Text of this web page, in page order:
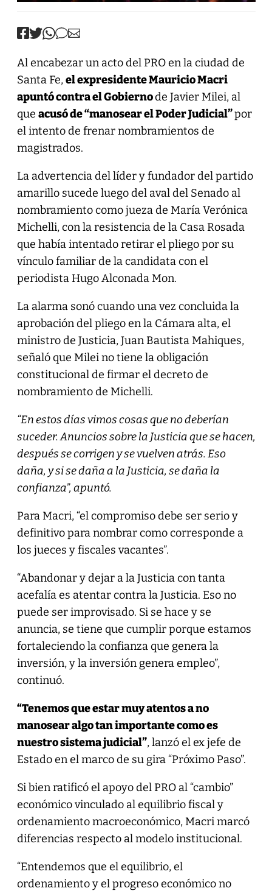
Al encabezar un acto del PRO en la ciudad de
Santa Fe,el expresidente Mauricio Macri
apuntó contra el Gobiernode Javier Milei, al
que acusó de “manosear el Poder Judicial”por
el intento de frenar nombramientos de
magistrados.
La advertencia del líder y fundador del partido
amarillo sucede luego del aval del Senado al
nombramiento como jueza de María Verónica
Michelli, con la resistencia de la Casa Rosada
que había intentado retirar el pliego por su
vínculo familiar de la candidata con el
periodista Hugo Alconada Mon.
La alarma sonó cuando una vez concluida la
aprobación del pliego en la Cámara alta, el
ministro de Justicia, Juan Bautista Mahiques,
señaló que Milei no tiene la obligación
constitucional de firmar el decreto de
nombramiento de Michelli.
“En estos días vimos cosas que no deberían
suceder. Anuncios sobre la Justicia que se hacen,
después se corrigen y se vuelven atrás. Eso
daña, y si se daña a la Justicia, se daña la
confianza”, apuntó.
Para Macri, “el compromiso debe ser serio y
definitivo para nombrar como corresponde a
los jueces y fiscales vacantes”.
“Abandonar y dejar a la Justicia con tanta
acefalía es atentar contra la Justicia. Eso no
puede ser improvisado. Si se hace y se
anuncia, se tiene que cumplir porque estamos
fortaleciendo la confianza que genera la
inversión, y la inversión genera empleo”,
continuó.
“Tenemos que estar muy atentos a no
manosear algo tan importante como es
nuestro sistema judicial”, lanzó el ex jefe de
Estado en el marco de su gira “Próximo Paso”.
Si bien ratificó el apoyo del PRO al “cambio”
económico vinculado al equilibrio fiscal y
ordenamiento macroeconómico, Macri marcó
diferencias respecto al modelo institucional.
“Entendemos que el equilibrio, el
ordenamiento y el progreso económico no